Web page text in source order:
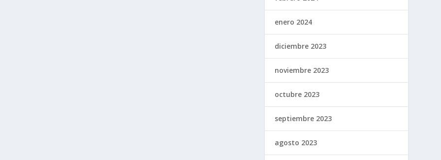
enero 2024
diciembre 2023
noviembre 2023
octubre 2023
septiembre 2023
agosto 2023